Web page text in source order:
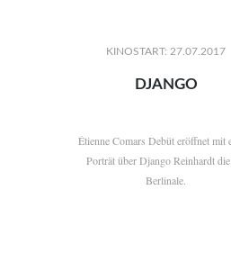
KINOSTART: 27.07.2017
DJANGO
Étienne Comars Debüt eröffnet mit
Porträt über Django Reinhardt die
Berlinale.